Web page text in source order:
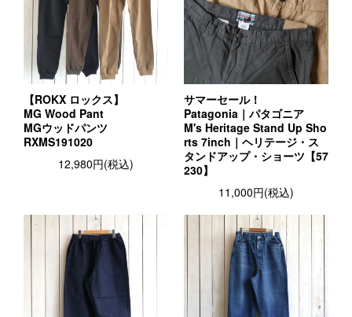
【ROKX ロックス】
MG Wood Pant
MGウッドパンツ
RXMS191020
12,980円(税込)
サマーセール！
Patagonia｜パタゴニア
M's Heritage Stand Up Sho
rts 7inch｜ヘリテージ・ス
タンドアップ・ショーツ【57
230】
11,000円(税込)